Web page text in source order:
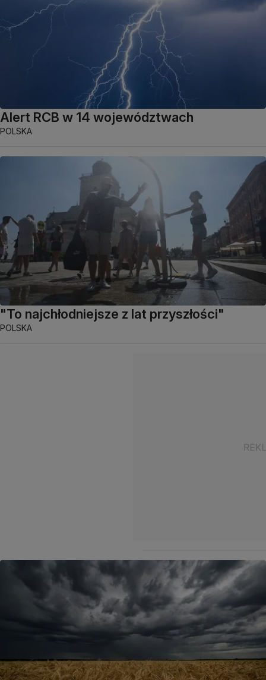
Alert RCB w 14 województwach
POLSKA
"To najchłodniejsze z lat przyszłości"
POLSKA